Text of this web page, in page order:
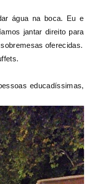
água na boca. Eu e
jantar direito para
oferecidas.
educadíssimas,